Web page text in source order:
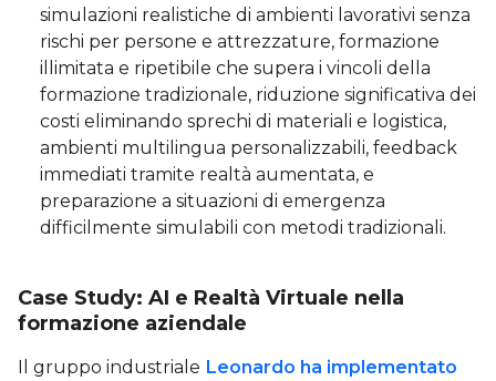
simulazioni realistiche di ambienti lavorativi senza
rischi per persone e attrezzature, formazione
illimitata e ripetibile che supera i vincoli della
formazione tradizionale, riduzione significativa dei
costi eliminando sprechi di materiali e logistica,
ambienti multilingua personalizzabili, feedback
immediati tramite realtà aumentata, e
preparazione a situazioni di emergenza
difficilmente simulabili con metodi tradizionali.
Case Study: AI e Realtà Virtuale nella
formazione aziendale
Il gruppo industriale Leonardo ha implementato